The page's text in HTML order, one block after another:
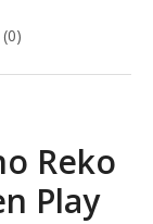
Reko
Play